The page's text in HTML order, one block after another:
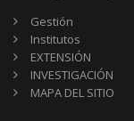
Gestión
Institutos
EXTENSIÓN
INVESTIGACIÓN
MAPA DEL SITIO